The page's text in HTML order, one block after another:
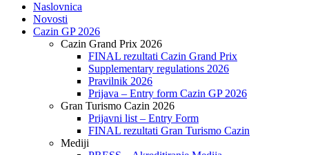
Naslovnica
Novosti
Cazin GP 2026
Cazin Grand Prix 2026
FINAL rezultati Cazin Grand Prix
Supplementary regulations 2026
Pravilnik 2026
Prijava – Entry form Cazin GP 2026
Gran Turismo Cazin 2026
Prijavni list – Entry Form
FINAL rezultati Gran Turismo Cazin
Mediji